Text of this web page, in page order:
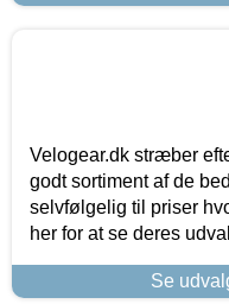
Velogear.dk stræber
godt sortiment af de
selvfølgelig til priser
her for at se deres
Se